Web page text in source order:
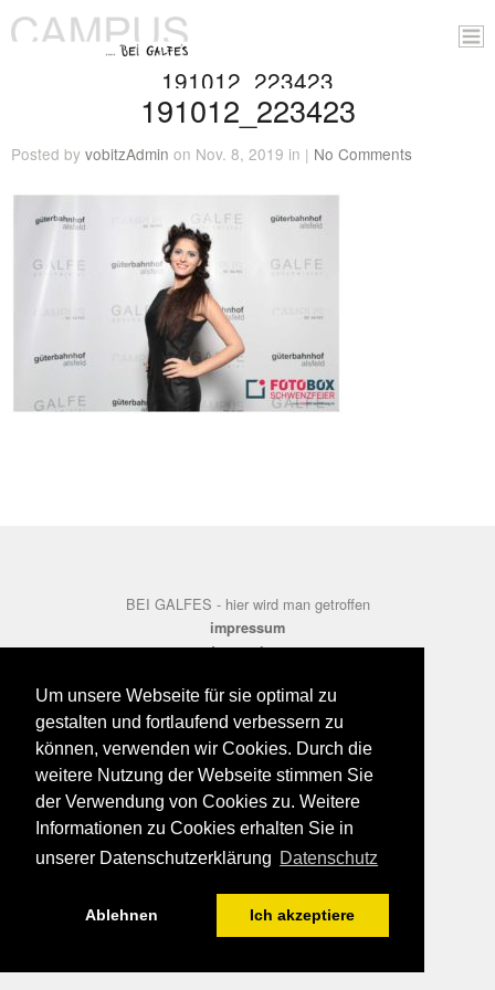
Um unsere Webseite für sie optimal zu
gestalten und fortlaufend verbessern zu
können, verwenden wir Cookies. Durch die
weitere Nutzung der Webseite stimmen Sie
der Verwendung von Cookies zu. Weitere
Informationen zu Cookies erhalten Sie in
unserer Datenschutzerklärung Datenschutz
Ablehnen Ich akzeptiere
191012_223423
191012_223423
Posted by vobitzAdmin on Nov. 8, 2019 in | No Comments
BEI GALFES - hier wird man getroffen
impressum
datenschutz